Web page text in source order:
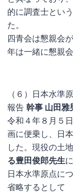
的に調査士とい
た。
四青会は懇親会
年は一緒に懇親
（６）日本水準
報告 幹事 山田雅
令和４年８月５
画に便乗し、日
した。現役の土
る豊田俊郎先生
日本水準原点に
省略するとして